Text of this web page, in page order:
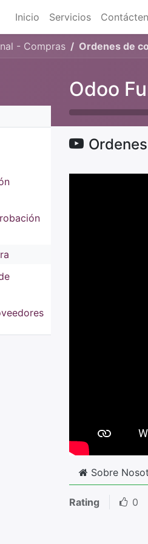
Inicio Servicios
- Compras Ordenes de
Odoo
Sobre
Rating 0